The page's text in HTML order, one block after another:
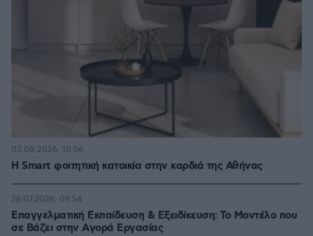
Η Smart φοιτητική κατοικία στην καρδιά της Αθήνας
03.08.2026, 10:56
Επαγγελματική Εκπαίδευση & Εξειδίκευση: Το Mοντέλο που
σε Bάζει στην Aγορά Eργασίας
26.07.2026, 09:54